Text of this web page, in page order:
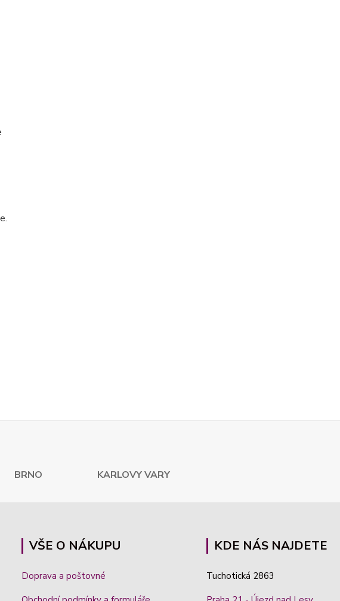
BRNO KARLOVY VARY
VŠE O NÁKUPU
Doprava a poštovné
KDE NÁS NAJDETE
Tuchotická 2863